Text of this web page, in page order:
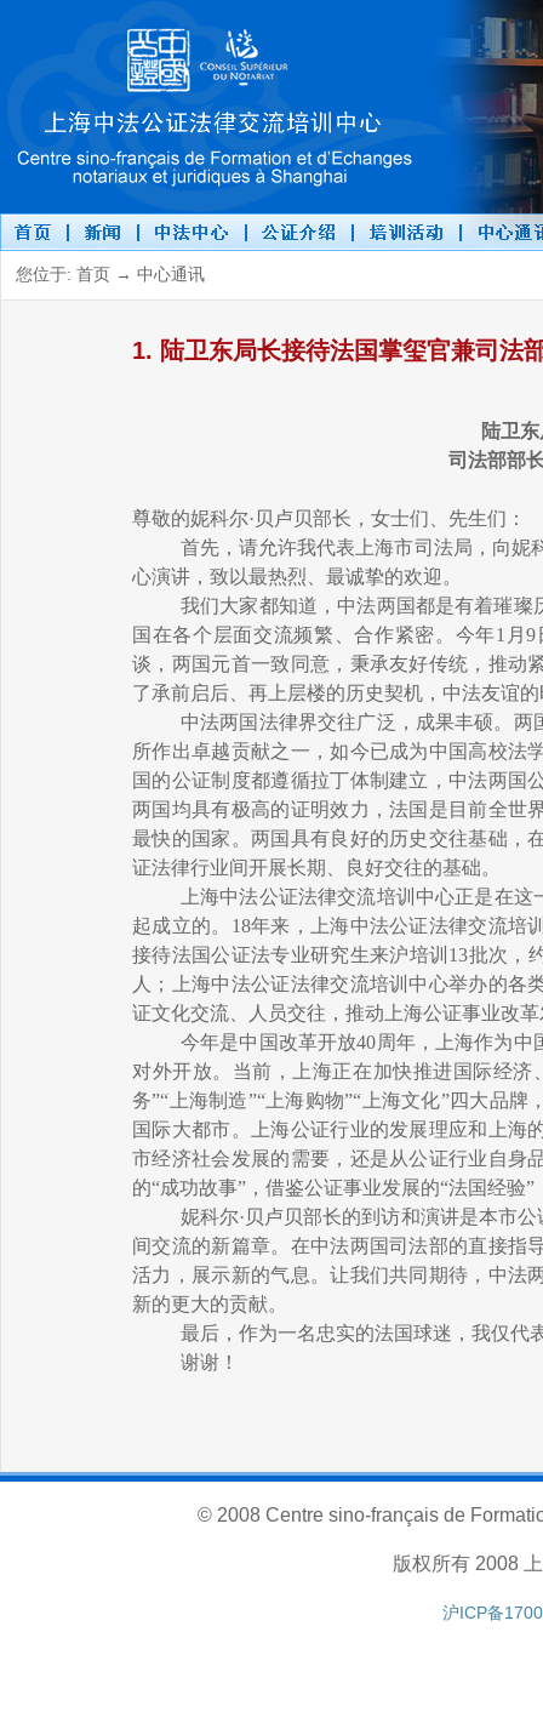
您位于: 首页 → 中心通讯
1. 陆卫东局长接待法国掌玺官兼司法
陆卫
司法部部
尊敬的妮科尔·贝卢贝部长，女士们、先生们：
首先，请允许我代表上海市司法局，向妮
心演讲，致以最热烈、最诚挚的欢迎。
我们大家都知道，中法两国都是有着璀
国在各个层面交流频繁、合作紧密。今年1 月9
谈，两国元首一致同意，秉承友好传统，推动
了承前启后、再上层楼的历史契机，中法友谊
中法两国法律界交往广泛，成果丰硕。
所作出卓越贡献之一，如今已成为中国高校法
国的公证制度都遵循拉丁体制建立，中法两国
两国均具有极高的证明效力，法国是目前全世
最快的国家。两国具有良好的历史交往基础，
证法律行业间开展长期、良好交往的基础。
上海中法公证法律交流培训中心正是在
起成立的。 18年来，上海中法公证法律交流培
接待法国公证法专业研究生来沪培训 13批次，
人；上海中法公证法律交流培训中心举办的各
证文化交流、人员交往，推动上海公证事业改
今年是中国改革开放40周年，上海作为中
对外开放。当前，上海正在加快推进国际经
务”“上海制造”“上海购物”“上海文化”四大品
国际大都市。上海公证行业的发展理应和上海
市经济社会发展的需要，还是从公证行业自身
的“成功故事”，借鉴公证事业发展的“法国经验
妮科尔·贝卢贝部长的到访和演讲是本市
间交流的新篇章。在中法两国司法部的直接指
活力，展示新的气息。让我们共同期待，中法
新的更大的贡献。
最后，作为一名忠实的法国球迷，我仅代
谢谢！
© 2008 Centre sino-français de
版权所有 2008
沪ICP备